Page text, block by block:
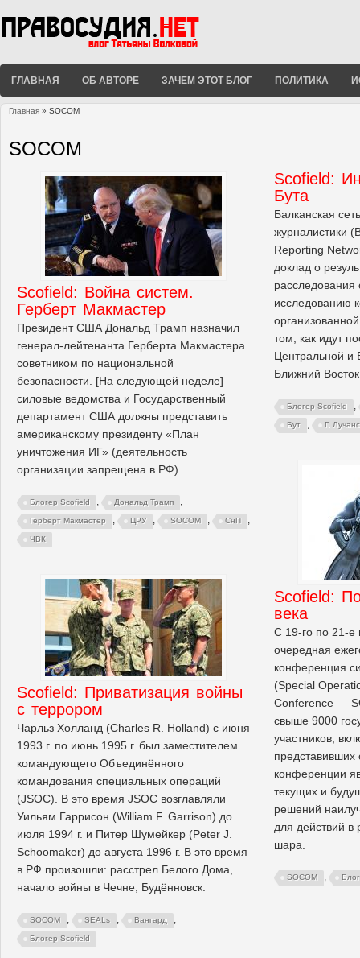
ГЛАВНАЯ ОБ АВТОРЕ ЗАЧЕМ ЭТОТ БЛОГ ПОЛИТИКА
Главная » SOCOM
SOCOM
Scofield: Война систем.
Герберт Макмастер
Президент США Дональд Трамп назначил
генерал-лейтенанта Герберта Макмастера
советником по национальной
безопасности. [На следующей неделе]
силовые ведомства и Государственный
департамент США должны представить
американскому президенту «План
уничтожения ИГ» (деятельность
организации запрещена в РФ).
Блогер Scofield , Дональд Трамп ,
Герберт Макмастер , ЦРУ , SOCOM , СнП ,
ЧВК
Scofield:
Бута
Балканская
журналистики
Reporting
доклад о
исследованию
том, как идут
Центральной и
Ближний Восток
Блогер Scofield ,
Бут , Г.
Scofield:
века
С 19-го по 21-е
очередная
конференция
(Special
Conference —
свыше 9000
участников,
представивших
конференции
текущих и
решений
для действий в
шара.
SOCOM ,
Scofield: Приватизация войны
с террором
Чарльз Холланд (Charles R. Holland) с июня
1993 г. по июнь 1995 г. был заместителем
командующего Объединённого
командования специальных операций
(JSOC). В это время JSOC возглавляли
Уильям Гаррисон (William F. Garrison) до
июля 1994 г. и Питер Шумейкер (Peter J.
Schoomaker) до августа 1996 г. В это время
в РФ произошли: расстрел Белого Дома,
начало войны в Чечне, Будённовск.
SOCOM , SEALs , Вангард ,
Блогер Scofield